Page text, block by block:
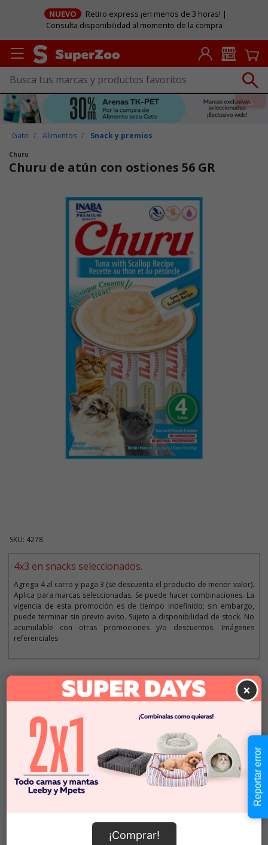
NUEVO
Retiro express ¡en menos de 3 horas! |
Consulta disponibilidad al momento de la compra
Gato Alimentos Snack y premios
Churu
Churu de atún con ostiones 56 GR
Puntuación clientes: 3,4 de 5
SKU: 4278
4x3 en snacks seleccionados.
Agrega 4 al carro y paga 3 (se descuenta el producto de menor valor).
Aplica para marcas seleccionadas. Se puede hacer combinaciones. La
vigencia de esta promoción es de tiempo indefinido; sin embargo,
puede terminar sin previo aviso. Sujeto a disponibilidad de stock. No
acumulable con otras promociones y/o descuentos. Imágenes
referenciales
Descripción
- +
$3.190
En Stock
Añadir al carrito
×
¡Comprar!
Reportar error